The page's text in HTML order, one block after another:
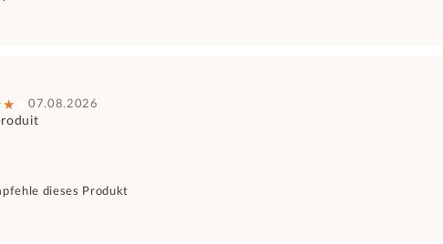
07.08.2026
dieses Produkt